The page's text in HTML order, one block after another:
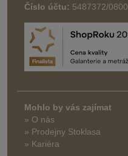
Číslo účtu: 5487372/0800
Mohlo by vás zajímat
» O nás
» Prodejny Stoklasa
» Kariéra